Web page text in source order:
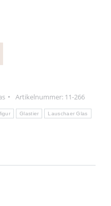
Artikelnummer: 11-266
Glastier Lauschaer Glas